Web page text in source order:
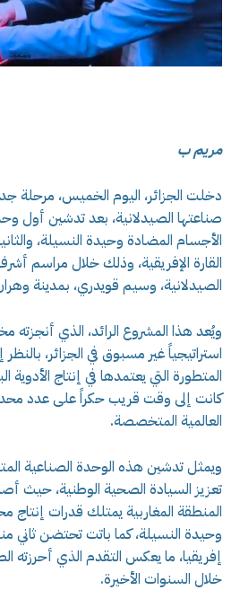
مريم ب
دخلت الجزائر، اليوم الخميس، مرحلة
صناعتها الصيدلانية، بعد تدشين أول
الأجسام المضادة وحيدة النسيلة،
القارة الإفريقية، وذلك خلال مراسم
الصيدلانية، وسيم قويدري، بمدينة
ويُعد هذا المشروع الرائد، الذي أنجزته
استراتيجياً غير مسبوق في الجزائر،
المتطورة التي يعتمدها في إنتاج الأدوية
كانت إلى وقت قريب حكراً على عدد
العالمية المتخصصة.
ويمثل تدشين هذه الوحدة الصناعية
تعزيز السيادة الصحية الوطنية، حيث
المنطقة المغاربية يمتلك قدرات إنتاج
وحيدة النسيلة، كما باتت تحتضن ثاني
إفريقيا، ما يعكس التقدم الذي أحرزته
خلال السنوات الأخيرة.